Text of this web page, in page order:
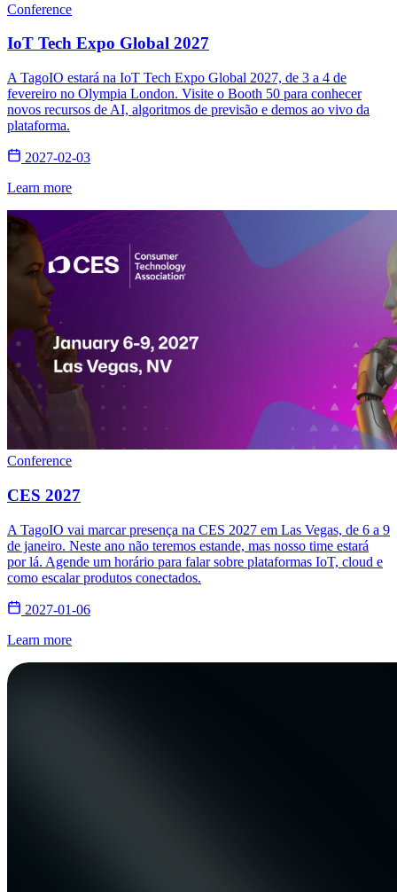
Conference
IoT Tech Expo Global 2027
A TagoIO estará na IoT Tech Expo Global 2027, de 3 a 4 de
fevereiro no Olympia London. Visite o Booth 50 para conhecer
novos recursos de AI, algoritmos de previsão e demos ao vivo da
plataforma.
2027-02-03
Learn more
Conference
CES 2027
A TagoIO vai marcar presença na CES 2027 em Las Vegas, de 6 a 9
de janeiro. Neste ano não teremos estande, mas nosso time estará
por lá. Agende um horário para falar sobre plataformas IoT, cloud e
como escalar produtos conectados.
2027-01-06
Learn more